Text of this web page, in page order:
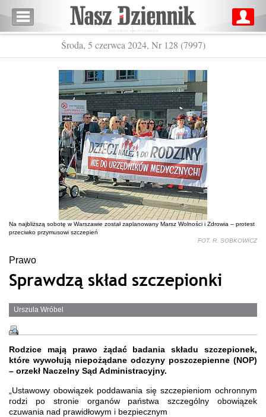
Środa, 5 czerwca 2024, Nr 128 (7997)
Na najbliższą sobotę w Warszawie został zaplanowany Marsz Wolności i Zdrowia – protest
przeciwko przymusowi szczepień
FOT. R. SOBKOWICZ
Prawo
Sprawdzą skład szczepionki
Urszula Wróbel
Rodzice mają prawo żądać badania składu szczepionek,
które wywołują niepożądane odczyny poszczepienne (NOP)
– orzekł Naczelny Sąd Administracyjny.
„Ustawowy obowiązek poddawania się szczepieniom ochronnym
rodzi po stronie organów państwa szczególny obowiązek
czuwania nad prawidłowym i bezpiecznym